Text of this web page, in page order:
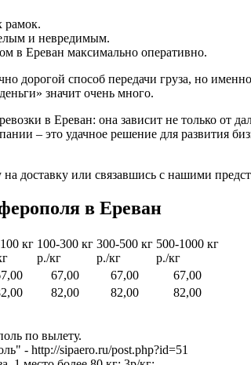
рамок.
и невредимым.
в Ереван максимально оперативно.
дорогой способ передачи груза, но
значит очень много.
в Ереван: она зависит не только от
– это удачное решение для развития
доставку или связавшись с нашими
в Ереван
кг 100-300 кг
р./кг
300-500 кг
р./кг
500-1000 кг
р./кг
67,00 67,00
67,00
82,00 82,00
82,00
по вылету.
- http://sipaero.ru/post.php?id=51